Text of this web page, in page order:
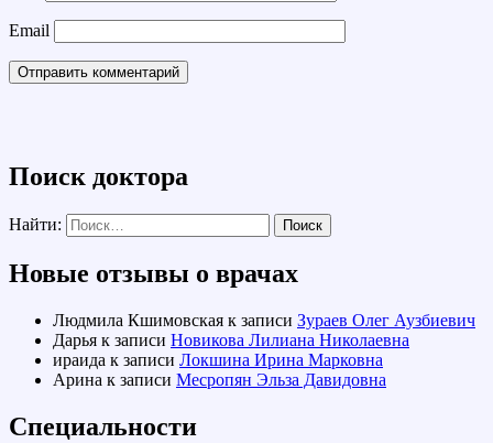
Email
Поиск доктора
Найти:
Новые отзывы о врачах
Людмила Кшимовская к записи Зураев Олег Аузбиевич
Дарья к записи Новикова Лилиана Николаевна
ираида к записи Локшина Ирина Марковна
Арина к записи Месропян Эльза Давидовна
Специальности